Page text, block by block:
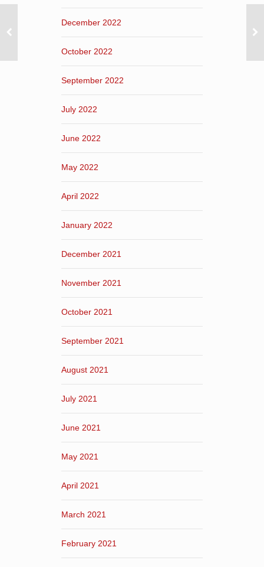
December 2022
October 2022
September 2022
July 2022
June 2022
May 2022
April 2022
January 2022
December 2021
November 2021
October 2021
September 2021
August 2021
July 2021
June 2021
May 2021
April 2021
March 2021
February 2021